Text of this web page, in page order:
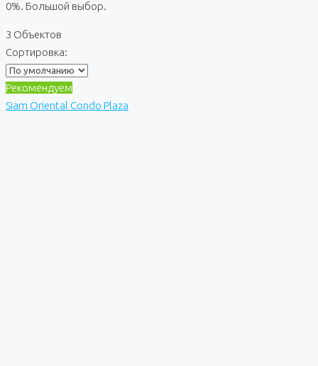
0%. Большой выбор.
3 Объектов
Сортировка:
Рекомендуем
Siam Oriental Condo Plaza